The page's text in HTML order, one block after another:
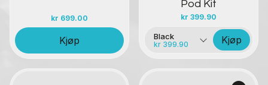
kr 699.00
Kjøp
Pod Kit
kr 399.90
Black
kr 399.90 Kjøp